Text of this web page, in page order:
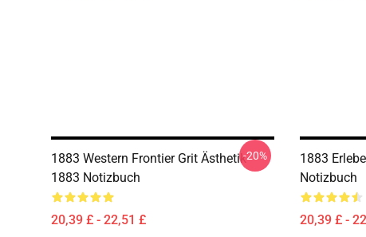
1883 Western Frontier Grit Ästhetik
1883 Notizbuch
20,39 £ - 22,51 £
-20%
1883
Notizbuch
20,39 £ -